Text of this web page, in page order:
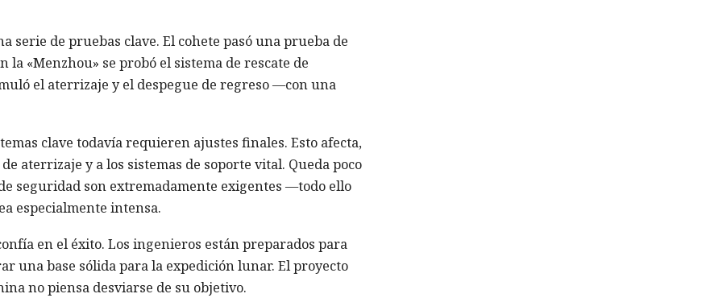
serie de pruebas clave. El cohete pasó una prueba de
«Menzhou» se probó el sistema de rescate de
el aterrizaje y el despegue de regreso —con una
clave todavía requieren ajustes finales. Esto afecta,
aterrizaje y a los sistemas de soporte vital. Queda poco
seguridad son extremadamente exigentes —todo ello
especialmente intensa.
en el éxito. Los ingenieros están preparados para
una base sólida para la expedición lunar. El proyecto
no piensa desviarse de su objetivo.